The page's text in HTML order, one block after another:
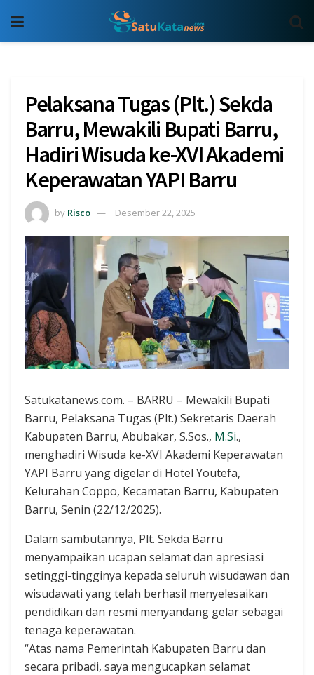
Pelaksana Tugas (Plt.) Sekda
Barru, Mewakili Bupati Barru,
Hadiri Wisuda ke-XVI Akademi
Keperawatan YAPI Barru
by Risco Desember 22, 2025
Satukatanews.com. – BARRU – Mewakili Bupati
Barru, Pelaksana Tugas (Plt.) Sekretaris Daerah
Kabupaten Barru, Abubakar, S.Sos., M.Si.,
menghadiri Wisuda ke-XVI Akademi Keperawatan
YAPI Barru yang digelar di Hotel Youtefa,
Kelurahan Coppo, Kecamatan Barru, Kabupaten
Barru, Senin (22/12/2025).
Dalam sambutannya, Plt. Sekda Barru
menyampaikan ucapan selamat dan apresiasi
setinggi-tingginya kepada seluruh wisudawan dan
wisudawati yang telah berhasil menyelesaikan
pendidikan dan resmi menyandang gelar sebagai
tenaga keperawatan.
“Atas nama Pemerintah Kabupaten Barru dan
secara pribadi, saya mengucapkan selamat